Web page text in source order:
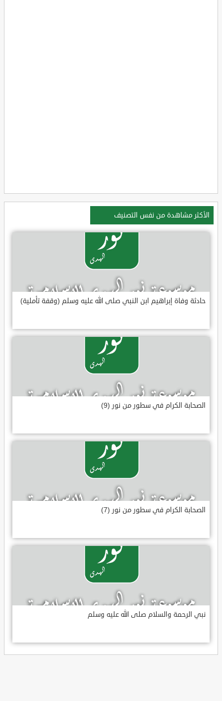
الأكثر مشاهدة من نفس التصنيف
حادثة وفاة إبراهيم ابن النبي صلى الله عليه وسلم (وقفة تأملية)
الصحابة الكرام في سطور من نور (9)
الصحابة الكرام في سطور من نور (7)
نبي الرحمة والسلام صلى الله عليه وسلم